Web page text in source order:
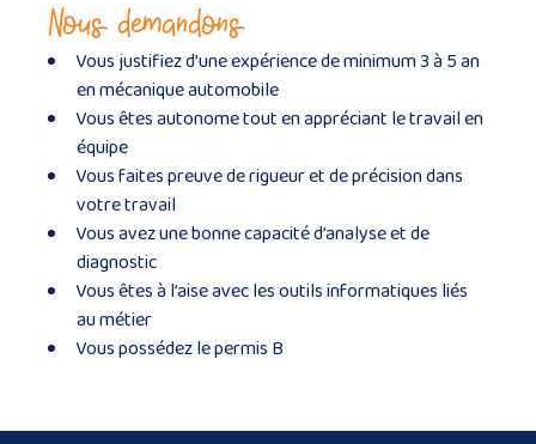
Nous demandons
Vous justifiez d’une expérience de minimum 3 à 5 an
en mécanique automobile
Vous êtes autonome tout en appréciant le travail en
équipe
Vous faites preuve de rigueur et de précision dans
votre travail
Vous avez une bonne capacité d’analyse et de
diagnostic
Vous êtes à l’aise avec les outils informatiques liés
au métier
Vous possédez le permis B